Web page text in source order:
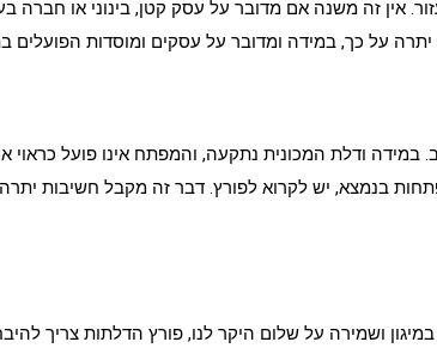
אין זה משנה אם מדובר על עסק קטן, בינוני או
יתרה על כך, במידה ומדובר על עסקים ומוסדות
במידה ודלת המכונית נתקעה, והמפתח אינו פועל
בנמצא, יש לקרוא לפורץ. דבר זה מקבל חשיבות
ושמירה על שלום היקר לנו, פורץ הדלתות צריך